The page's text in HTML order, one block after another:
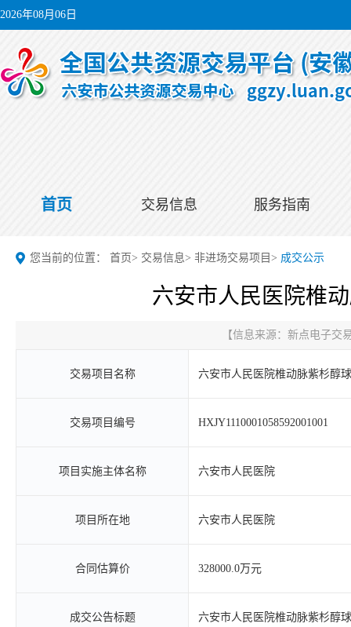
2026年08月06日
首页 交易信息 服务指南
您当前的位置： 首页> 交易信息> 非进场交易项目 > 成交公示
六安市人民医院椎
【信息来源： 新点电子交
交易项目名称 六安市人民医院椎动脉紫杉醇
交易项目编号 HXJY1110001058592001001
项目实施主体名称 六安市人民医院
项目所在地 六安市人民医院
合同估算价 328000.0万元
成交公告标题 六安市人民医院椎动脉紫杉醇